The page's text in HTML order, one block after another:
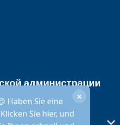
Haben Sie eine
Sie hier, und
×
администрации
время открытия или